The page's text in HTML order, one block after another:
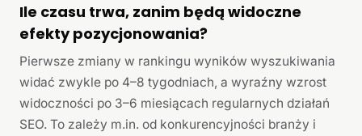
Ile czasu trwa, zanim będą widoczne
efekty pozycjonowania?
Pierwsze zmiany w rankingu wyników wyszukiwania
widać zwykle po 4–8 tygodniach, a wyraźny wzrost
widoczności po 3–6 miesiącach regularnych działań
SEO. To zależy m.in. od konkurencyjności branży i